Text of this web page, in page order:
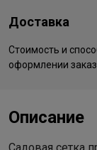
Доставка
Стоимость и
оформлении
Описание